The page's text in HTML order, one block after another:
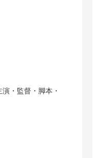
・監督・脚本・